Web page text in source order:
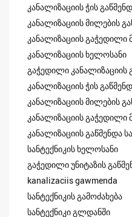
კანალიზაციის ჭის
კანალიზაციის მილების
კანალიზაციის გაჭედილი
კანალიზაციის ხელოსანი
გაჭედილი კანალიზაციის
კანალიზაციის ჭის
კანალიზაციის მილების
კანალიზაციის გაჭედილი
კანალიზაციის გაწმენდა
სანტექნიკის ხელოსანი
გაჭედილი უნიტაზის
kanalizaciis gawmenda
სანტექნიკის გამოძახება
სანტექნიკი გლდანში